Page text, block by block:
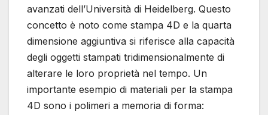
avanzati dell’Università di Heidelberg. Questo
concetto è noto come stampa 4D e la quarta
dimensione aggiuntiva si riferisce alla capacità
degli oggetti stampati tridimensionalmente di
alterare le loro proprietà nel tempo. Un
importante esempio di materiali per la stampa
4D sono i polimeri a memoria di forma: